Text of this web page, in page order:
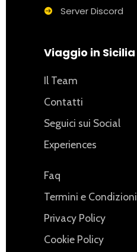
Server Discord
Viaggio in Sicilia
Il Team
Contatti
Seguici sui Social
Experiences
Faq
Termini e Condizioni
Privacy Policy
Cookie Policy